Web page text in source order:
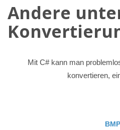
Andere
Mit C# kann man
konvertieren,
BMP